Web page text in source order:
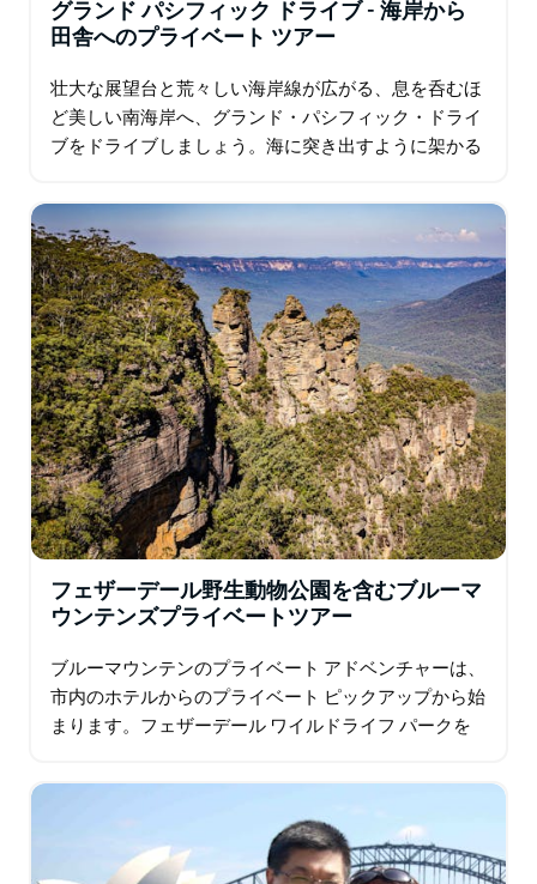
グランド パシフィック ドライブ - 海岸から
田舎へのプライベート ツアー
壮大な展望台と荒々しい海岸線が広がる、息を呑むほ
ど美しい南海岸へ、グランド・パシフィック・ドライ
ブをドライブしましょう。海に突き出すように架かる
てください。魅力的な海辺の町キアマを訪れ…
フェザーデール野生動物公園を含むブルーマ
ウンテンズプライベートツアー
ブルーマウンテンのプライベート アドベンチャーは、
市内のホテルからのプライベート ピックアップから始
まります。フェザーデール ワイルドライフ パークを